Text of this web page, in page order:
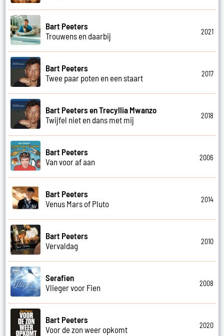
Bart Peeters
Trouwens en daarbij
2021
Bart Peeters
Twee paar poten en een staart
2017
Bart Peeters en Trecyllia Mwanzo
Twijfel niet en dans met mij
2018
Bart Peeters
Van voor af aan
2006
Bart Peeters
Venus Mars of Pluto
2014
Bart Peeters
Vervaldag
2010
Serafien
Vlieger voor Fien
2008
Bart Peeters
Voor de zon weer opkomt
2020